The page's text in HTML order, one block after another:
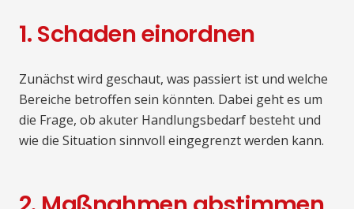
1. Schaden einordnen
Zunächst wird geschaut, was passiert ist und welche
Bereiche betroffen sein könnten. Dabei geht es um
die Frage, ob akuter Handlungsbedarf besteht und
wie die Situation sinnvoll eingegrenzt werden kann.